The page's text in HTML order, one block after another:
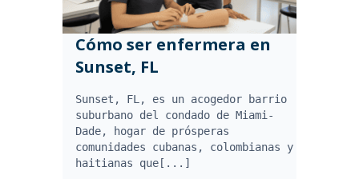
Cómo ser enfermera en
Sunset, FL
Sunset, FL, es un acogedor barrio
suburbano del condado de Miami-
Dade, hogar de prósperas
comunidades cubanas, colombianas y
haitianas que[...]